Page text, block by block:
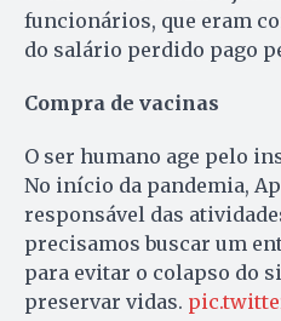
funcionários, que eram
do salário perdido pago
Compra de vacinas
O ser humano age pelo
No início da pandemia,
responsável das
precisamos buscar um
para evitar o colapso do
preservar vidas.